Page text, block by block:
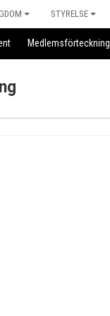
STYRELSE
Medlemsförteckning